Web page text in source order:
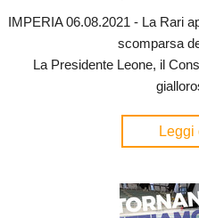
IMPERIA 06.08.2021 - La Rari
scomparsa
La Presidente Leone, il
Leggi